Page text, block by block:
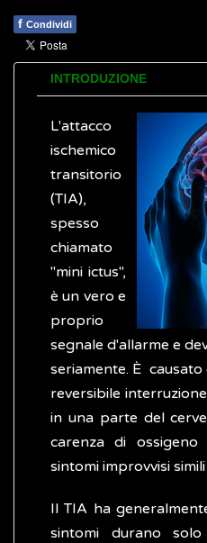
f Condividi
INTRODUZIONE
L'attacco
ischemico
transitorio
(TIA),
spesso
chiamato
"mini ictus",
è un vero e
proprio
segnale d'allarme e
seriamente. È
reversibile
in una parte del
carenza di
sintomi improvvisi
Il TIA ha
sintomi durano